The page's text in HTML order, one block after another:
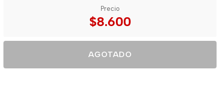
Precio
$8.600
AGOTADO